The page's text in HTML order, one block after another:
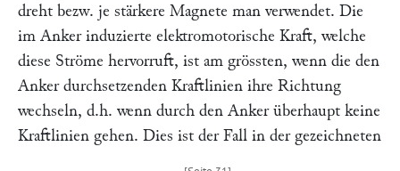
dreht bezw. je stärkere Magnete man verwendet. Die
im Anker induzierte elektromotorische Kraft, welche
diese Ströme hervorruft, ist am grössten, wenn die den
Anker durchsetzenden Kraftlinien ihre Richtung
wechseln, d.h. wenn durch den Anker überhaupt keine
Kraftlinien gehen. Dies ist der Fall in der gezeichneten